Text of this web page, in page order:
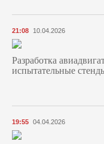
21:08 10.04.2026
Разработка
испытательные
19:55 04.04.2026